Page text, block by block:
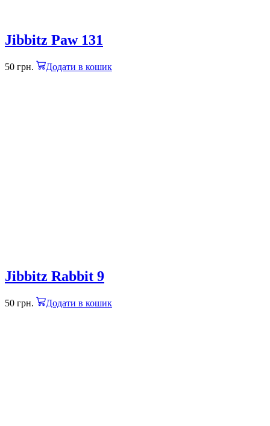
Jibbitz Paw 131
50 грн. Додати в кошик
Jibbitz Rabbit 9
50 грн. Додати в кошик